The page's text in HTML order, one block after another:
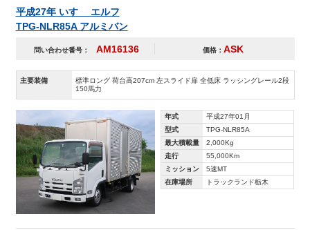
平成27年 いすゞ エルフ
TPG-NLR85A アルミバン
問い合わせ番号： AM16136 価格： ASK
主要装備
標準ロング 荷台高207cm 左スライド扉 全低床 ラッシングレール2段
150馬力
年式
平成27年01月
型式
TPG-NLR85A
最大積載量
2,000Kg
走行
55,000Km
ミッション
5速MT
在庫場所
トラックランド栃木